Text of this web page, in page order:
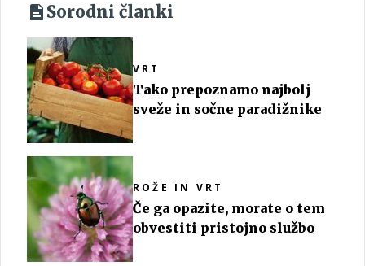
Sorodni članki
VRT
Tako prepoznamo najbolj
sveže in sočne paradižnike
ROŽE IN VRT
Če ga opazite, morate o tem
obvestiti pristojno službo